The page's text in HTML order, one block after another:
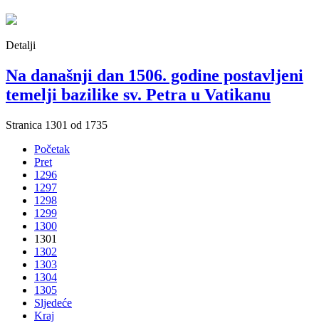
Detalji
Na današnji dan 1506. godine postavljeni
temelji bazilike sv. Petra u Vatikanu
Stranica 1301 od 1735
Početak
Pret
1296
1297
1298
1299
1300
1301
1302
1303
1304
1305
Sljedeće
Kraj